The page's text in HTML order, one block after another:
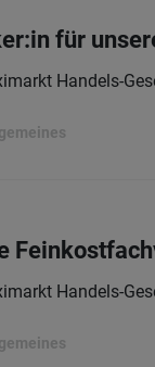
für
Handels-
Handels-